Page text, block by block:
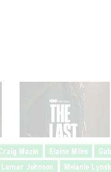
Mazin Elaine Miles
Lamar Johnson Melanie